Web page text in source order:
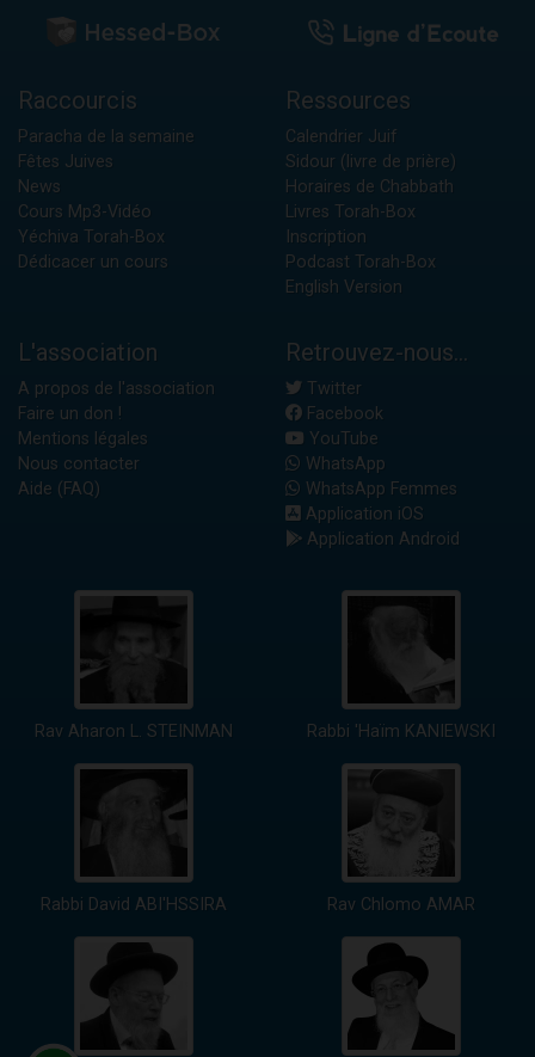
Raccourcis
Paracha de la semaine
Fêtes Juives
News
Cours Mp3-Vidéo
Yéchiva Torah-Box
Dédicacer un cours
Ressources
Calendrier Juif
Sidour (livre de prière)
Horaires de Chabbath
Livres Torah-Box
Inscription
Podcast Torah-Box
English Version
L'association
A propos de l'association
Faire un don !
Mentions légales
Nous contacter
Aide (FAQ)
Retrouvez-nous...
Twitter
Facebook
YouTube
WhatsApp
WhatsApp Femmes
Application iOS
Application Android
Rav Aharon L. STEINMAN Rabbi 'Haïm KANIEWSKI
Rabbi David ABI'HSSIRA Rav Chlomo AMAR